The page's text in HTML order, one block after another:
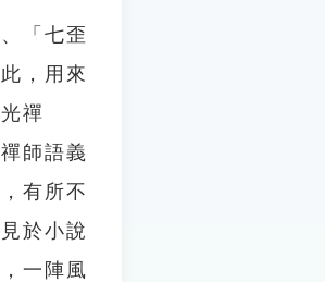
「七歪
，用來
禪
師語義
有所不
於小說
一陣風